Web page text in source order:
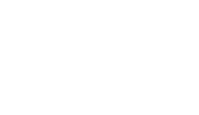
en onderhouden. Vermijdt
hout tegen water, schimmel en